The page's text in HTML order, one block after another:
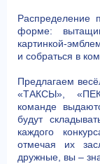
Распределение
форме:
картинкой-
и собраться в
Предлагаем
«ТАКСЫ»,
команде
будут
каждого
отмечая их
дружные, вы –